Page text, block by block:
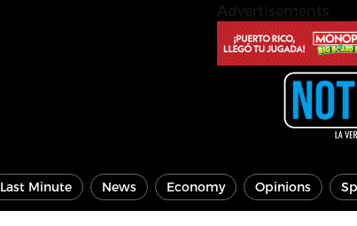
Last Minute News Economy Opinions